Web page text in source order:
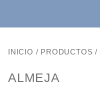
INICIO / PRODUCTOS /
ALMEJA